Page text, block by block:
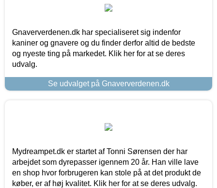
Gnaververdenen.dk har specialiseret sig indenfor
kaniner og gnavere og du finder derfor altid de bedste
og nyeste ting på markedet. Klik her for at se deres
udvalg.
Se udvalget på Gnaververdenen.dk
Mydreampet.dk er startet af Tonni Sørensen der har
arbejdet som dyrepasser igennem 20 år. Han ville lave
en shop hvor forbrugeren kan stole på at det produkt de
køber, er af høj kvalitet. Klik her for at se deres udvalg.